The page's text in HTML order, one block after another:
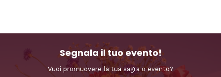
Segnala il tuo evento!
Vuoi promuovere la tua sagra o evento?